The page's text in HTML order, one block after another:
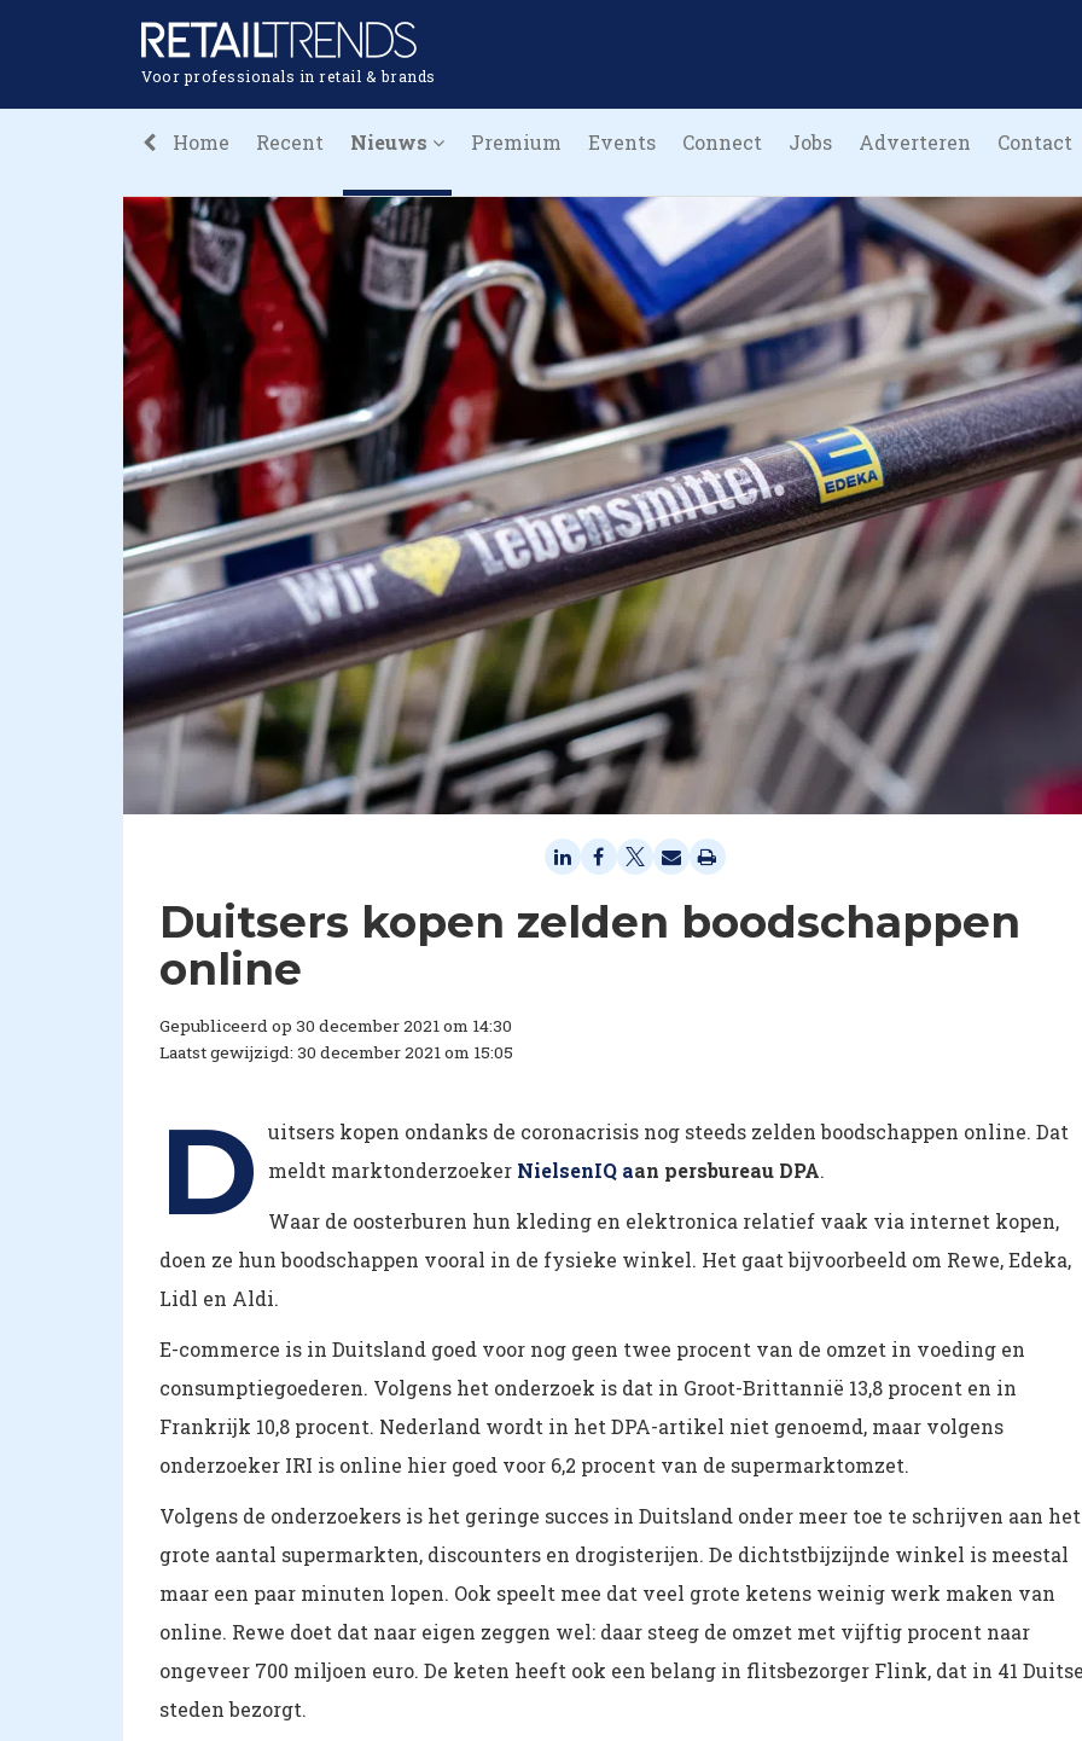
Voor professionals in retail & brands
Home Recent Nieuws Premium Events Connect Jobs Adverteren Contact
Duitsers kopen zelden boodschappen
online
Gepubliceerd op 30 december 2021 om 14:30
Laatst gewijzigd: 30 december 2021 om 15:05
D uitsers kopen ondanks de coronacrisis nog steeds zelden boodschappen online. Dat
meldt marktonderzoeker NielsenIQ aan persbureau DPA.
Waar de oosterburen hun kleding en elektronica relatief vaak via internet kopen,
doen ze hun boodschappen vooral in de fysieke winkel. Het gaat bijvoorbeeld om Rewe, Edeka,
Lidl en Aldi.
E-commerce is in Duitsland goed voor nog geen twee procent van de omzet in voeding en
consumptiegoederen. Volgens het onderzoek is dat in Groot-Brittannië 13,8 procent en in
Frankrijk 10,8 procent. Nederland wordt in het DPA-artikel niet genoemd, maar volgens
onderzoeker IRI is online hier goed voor 6,2 procent van de supermarktomzet.
Volgens de onderzoekers is het geringe succes in Duitsland onder meer toe te schrijven aan het
grote aantal supermarkten, discounters en drogisterijen. De dichtstbijzijnde winkel is meestal
maar een paar minuten lopen. Ook speelt mee dat veel grote ketens weinig werk maken van
online. Rewe doet dat naar eigen zeggen wel: daar steeg de omzet met vijftig procent naar
ongeveer 700 miljoen euro. De keten heeft ook een belang in flitsbezorger Flink, dat in 41
steden bezorgt.